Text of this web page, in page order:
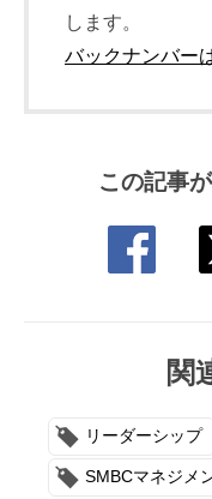
します。
バックナンバー
この記事
関
リーダーシップ
SMBCマネジメ